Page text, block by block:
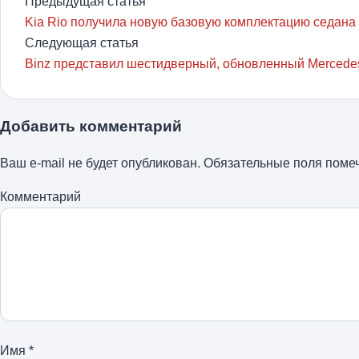
Kia Rio получила новую базовую комплектацию седана
Следующая статья
Binz представил шестидверный, обновленный
Добавить комментарий
Ваш e-mail не будет опубликован. Обязательные поля
Комментарий
Имя *